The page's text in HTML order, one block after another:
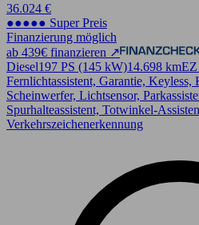
36.024 €
●●●●● Super Preis
Finanzierung möglich
ab 439€ finanzieren ↗
Diesel197 PS (145 kW)14.698 kmEZ
Fernlichtassistent, Garantie,
Scheinwerfer, Lichtsensor,
Spurhalteassistent, Totwinkel-
Verkehrszeichenerkennung